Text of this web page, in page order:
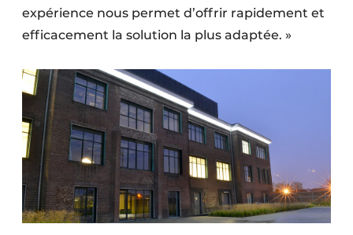
expérience nous permet d’offrir rapidement et
efficacement la solution la plus adaptée. »